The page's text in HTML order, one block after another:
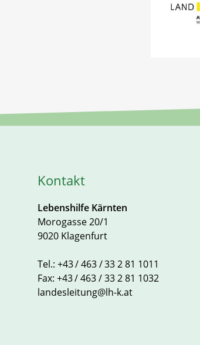
Kontakt
Lebenshilfe Kärnten
Morogasse 20/1
9020 Klagenfurt
Tel.: +43 / 463 / 33 2 81 1011
Fax: +43 / 463 / 33 2 81 1032
landesleitung@lh-k.at